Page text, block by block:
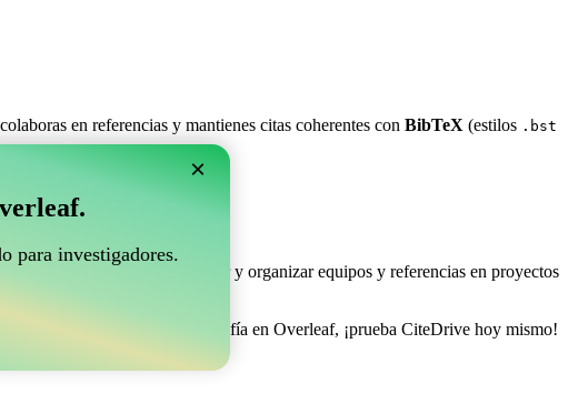
en referencias y mantienes citas coherentes con BibTeX (estilos .bst
Overleaf?
Te permite coleccionar y organizar equipos y referencias en proyectos
fácil de gestionar tu bibliografía en Overleaf, ¡prueba CiteDrive hoy mismo!
×
para investigadores.